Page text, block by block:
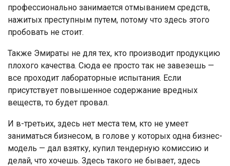
профессионально занимается отмыванием средств,
нажитых преступным путем, потому что здесь этого
пробовать не стоит.
Также Эмираты не для тех, кто производит продукцию
плохого качества. Сюда ее просто так не завезешь —
все проходит лабораторные испытания. Если
присутствует повышенное содержание вредных
веществ, то будет провал.
И в-третьих, здесь нет места тем, кто не умеет
заниматься бизнесом, в голове у которых одна бизнес-
модель — дал взятку, купил тендерную комиссию и
делай, что хочешь. Здесь такого не бывает, здесь